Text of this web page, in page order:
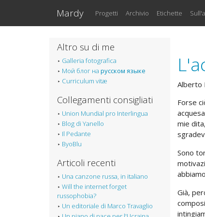
Mardy Progetti Archivio Etichette
Altro su di me
Galleria fotografica
Мой блог на русском языке
Curriculum vitæ
Collegamenti consigliati
Union Mundial pro Interlingua
Blog di Yanello
Il Pedante
ByoBlu
Articoli recenti
Una canzone russa, in italiano
Will the internet forget
russophobia?
Un editoriale di Marco Travaglio
Alberto
Forse
mie
Sono
Già,